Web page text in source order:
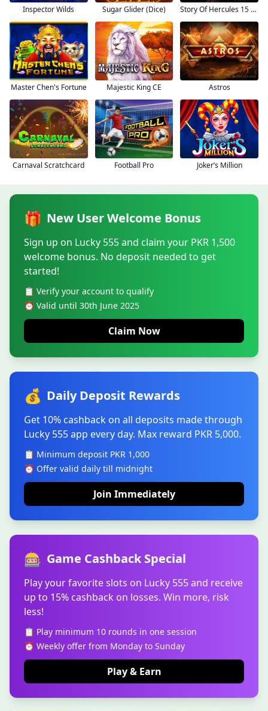
Inspector Wilds Sugar Glider (Dice) Story Of Hercules 15 Lines
Master Chen's Fortune Majestic King CE Astros
Carnaval Scratchcard Football Pro Joker’s Million
🎁 New User Welcome Bonus
Sign up on Lucky 555 and claim your PKR 1,500
welcome bonus. No deposit needed to get
started!
📋 Verify your account to qualify
⏰ Valid until 30th June 2025
Claim Now
💰 Daily Deposit Rewards
Get 10% cashback on all deposits made through
Lucky 555 app every day. Max reward PKR 5,000.
📋 Minimum deposit PKR 1,000
⏰ Offer valid daily till midnight
Join Immediately
🎰 Game Cashback Special
Play your favorite slots on Lucky 555 and receive
up to 15% cashback on losses. Win more, risk
less!
📋 Play minimum 10 rounds in one session
⏰ Weekly offer from Monday to Sunday
Play & Earn